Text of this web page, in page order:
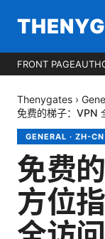
FRONT PAGE
Thenygates ›
免费的梯子：VPN
GENERAL · ZH-CN
免费
方位